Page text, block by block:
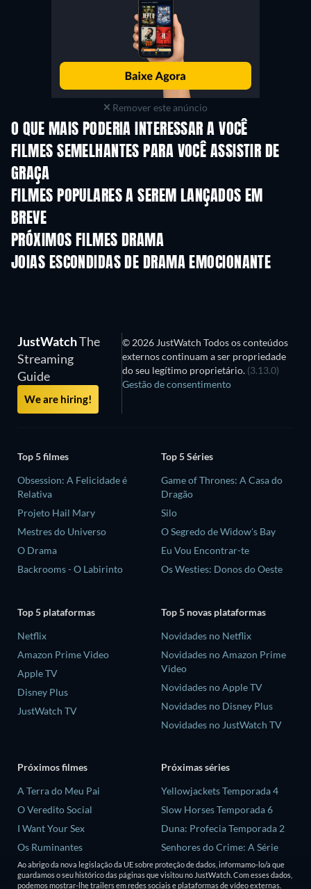
Remover este anúncio
O QUE MAIS PODERIA INTERESSAR A VOCÊ
FILMES SEMELHANTES PARA VOCÊ ASSISTIR DE
GRAÇA
FILMES POPULARES A SEREM LANÇADOS EM
BREVE
PRÓXIMOS FILMES DRAMA
JOIAS ESCONDIDAS DE DRAMA EMOCIONANTE
JustWatchThe
Streaming
Guide
We are hiring!
© 2026 JustWatch Todos os conteúdos
externos continuam a ser propriedade
do seu legítimo proprietário. (3.13.0)
Gestão de consentimento
Top 5 filmes
Obsession: A Felicidade é
Relativa
Projeto Hail Mary
Mestres do Universo
O Drama
Backrooms - O Labirinto
Top 5 Séries
Game of Thrones: A Casa do
Dragão
Silo
O Segredo de Widow's Bay
Eu Vou Encontrar-te
Os Westies: Donos do Oeste
Top 5 plataformas
Netflix
Amazon Prime Video
Apple TV
Disney Plus
JustWatch TV
Top 5 novas plataformas
Novidades no Netflix
Novidades no Amazon Prime
Video
Novidades no Apple TV
Novidades no Disney Plus
Novidades no JustWatch TV
Próximos filmes
A Terra do Meu Pai
O Veredito Social
I Want Your Sex
Os Ruminantes
George Washington
Próximas séries
Yellowjackets Temporada 4
Slow Horses Temporada 6
Duna: Profecia Temporada 2
Senhores do Crime: A Série
Temporada 2
Love is Blind: Reino Unido
Ao abrigo da nova legislação da UE sobre proteção de dados, informamo-lo/a que
guardamos o seu histórico das páginas que visitou no JustWatch. Com esses dados,
podemos mostrar-lhe trailers em redes sociais e plataformas de vídeo externas.